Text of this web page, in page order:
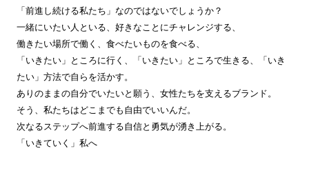
「前進し続ける私たち」なのではないでしょうか？
一緒にいたい人といる、好きなことにチャレンジする、
働きたい場所で働く、食べたいものを食べる、
「いきたい」ところに行く、「いきたい」ところで生きる、「いき
たい」方法で自らを活かす。
ありのままの自分でいたいと願う、女性たちを支えるブランド。
そう、私たちはどこまでも自由でいいんだ。
次なるステップへ前進する自信と勇気が湧き上がる。
「いきていく」私へ